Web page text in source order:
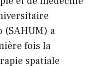
(SAHUM) a
fois la
spatiale